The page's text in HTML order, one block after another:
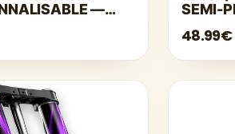
—
SEMI-
VERT
48.99€